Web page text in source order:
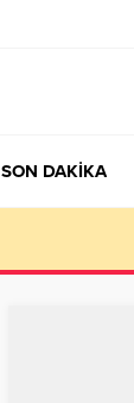
SON DAKİKA